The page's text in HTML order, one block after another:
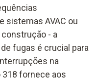
sistemas AVAC ou
- a
fugas é crucial para
na
fornece aos